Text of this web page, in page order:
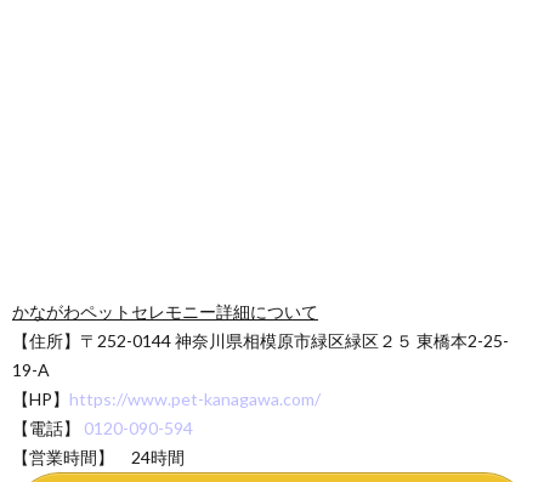
かながわペットセレモニー詳細について
【住所】〒252-0144 神奈川県相模原市緑区緑区２５ 東橋本2-25-
19-A
【HP】 https://www.pet-kanagawa.com/
【電話】 0120-090-594
【営業時間】 24時間